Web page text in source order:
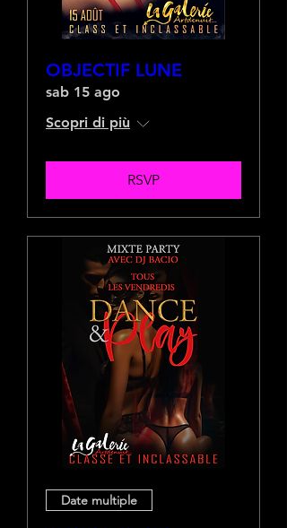
OBJECTIF LUNE
sab 15 ago
Scopri di più
RSVP
Date multiple